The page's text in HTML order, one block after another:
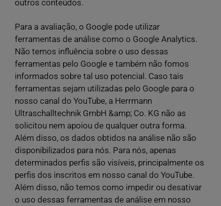
outros conteúdos.
Para a avaliação, o Google pode utilizar
ferramentas de análise como o Google Analytics.
Não temos influência sobre o uso dessas
ferramentas pelo Google e também não fomos
informados sobre tal uso potencial. Caso tais
ferramentas sejam utilizadas pelo Google para o
nosso canal do YouTube, a Herrmann
Ultraschalltechnik GmbH &amp; Co. KG não as
solicitou nem apoiou de qualquer outra forma.
Além disso, os dados obtidos na análise não são
disponibilizados para nós. Para nós, apenas
determinados perfis são visíveis, principalmente os
perfis dos inscritos em nosso canal do YouTube.
Além disso, não temos como impedir ou desativar
o uso dessas ferramentas de análise em nosso